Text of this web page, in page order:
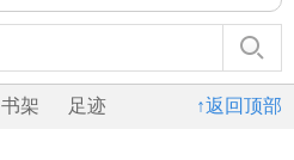
↑返回顶部
书架 足迹